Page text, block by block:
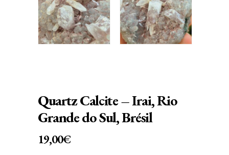
Quartz Calcite – Irai, Rio
Grande do Sul, Brésil
19,00€